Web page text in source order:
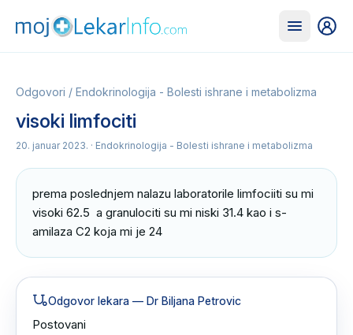
Odgovori / Endokrinologija - Bolesti ishrane i metabolizma
visoki limfociti
20. januar 2023. · Endokrinologija - Bolesti ishrane i metabolizma
prema poslednjem nalazu laboratorile limfociiti su mi
visoki 62.5  a granulociti su mi niski 31.4 kao i s-
amilaza C2 koja mi je 24
Odgovor lekara — Dr Biljana Petrovic
Postovani